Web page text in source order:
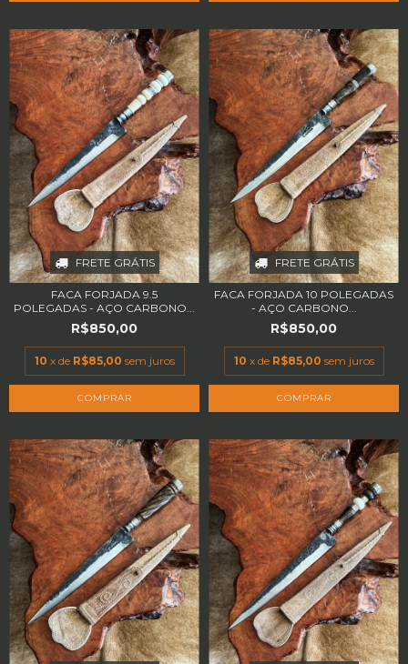
FRETE GRÁTIS
FACA FORJADA 9.5
POLEGADAS - AÇO CARBONO...
R$850,00
10 x de R$85,00 sem juros
FRETE GRÁTIS
FACA FORJADA 10 POLEGADAS
- AÇO CARBONO...
R$850,00
10 x de R$85,00 sem juros